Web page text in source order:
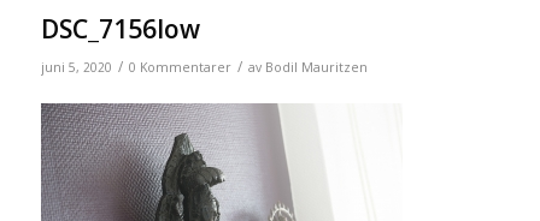
DSC_7156low
juni 5, 2020 / 0 Kommentarer / av Bodil Mauritzen